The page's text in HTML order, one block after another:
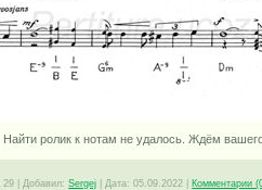
Найти ролик к нотам не удалось. Ждём
29 Добавил: Sergej Дата: 05.09.2022 Комментарии